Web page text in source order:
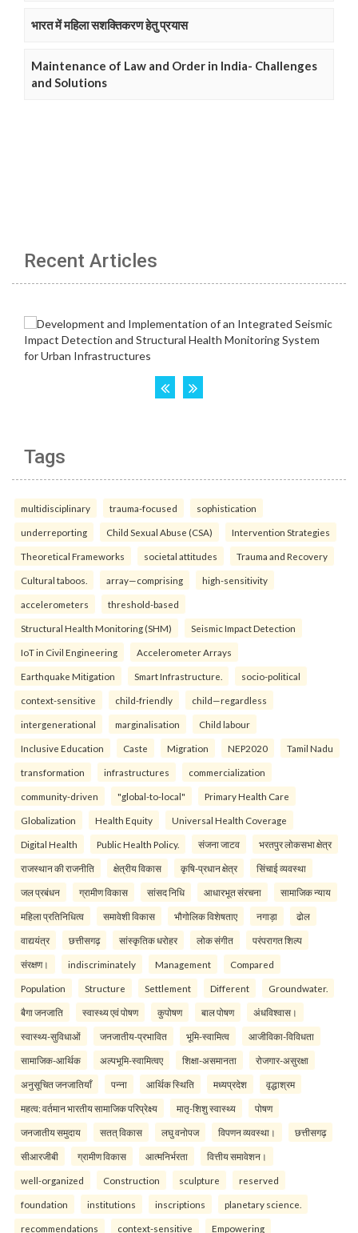
भारत में महिला सशक्तिकरण हेतु प्रयास
Maintenance of Law and Order in India- Challenges
and Solutions
Recent Articles
Tags
multidisciplinary trauma-focused sophistication
underreporting Child Sexual Abuse (CSA) Intervention Strategies
Theoretical Frameworks societal attitudes Trauma and Recovery
Cultural taboos. array—comprising high-sensitivity
accelerometers threshold-based
Structural Health Monitoring (SHM) Seismic Impact Detection
IoT in Civil Engineering Accelerometer Arrays
Earthquake Mitigation Smart Infrastructure. socio-political
context-sensitive child-friendly child—regardless
intergenerational marginalisation Child labour
Inclusive Education Caste Migration NEP2020 Tamil Nadu
transformation infrastructures commercialization
community-driven "global-to-local" Primary Health Care
Globalization Health Equity Universal Health Coverage
Digital Health Public Health Policy. संजना जाटव भरतपुर लोकसभा क्षेत्र
राजस्थान की राजनीति क्षेत्रीय विकास कृषि-प्रधान क्षेत्र सिंचाई व्यवस्था
जल प्रबंधन ग्रामीण विकास सांसद निधि आधारभूत संरचना सामाजिक न्याय
महिला प्रतिनिधित्व समावेशी विकास भौगोलिक विशेषताए नगाड़ा ढोल
वाद्ययंत्र छत्तीसगढ़ सांस्कृतिक धरोहर लोक संगीत परंपरागत शिल्प
संरक्षण। indiscriminately Management Compared
Population Structure Settlement Different Groundwater.
बैगा जनजाति स्वास्थ्य एवं पोषण कुपोषण बाल पोषण अंधविश्वास।
स्वास्थ्य-सुविधाओं जनजातीय-प्रभावित भूमि-स्वामित्व आजीविका-विविधता
सामाजिक-आर्थिक अल्पभूमि-स्वामित्वए शिक्षा-असमानता रोजगार-असुरक्षा
अनुसूचित जनजातियाँ पन्ना आर्थिक स्थिति मध्यप्रदेश वृद्धाश्रम
महत्व: वर्तमान भारतीय सामाजिक परिप्रेक्ष्य मातृ-शिशु स्वास्थ्य पोषण
जनजातीय समुदाय सतत् विकास लघु वनोपज विपणन व्यवस्था। छत्तीसगढ़
सीआरजीबी ग्रामीण विकास आत्मनिर्भरता वित्तीय समावेशन।
well-organized Construction sculpture reserved
foundation institutions inscriptions planetary science.
recommendations context-sensitive Empowering